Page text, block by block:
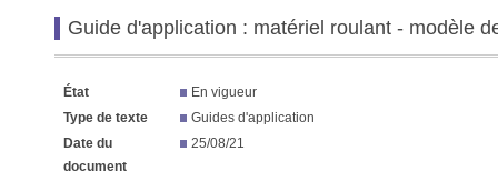
Guide d'application : matériel roulant - modèle
État
En vigueur
Type de texte
Guides d'application
Date du
document
25/08/21